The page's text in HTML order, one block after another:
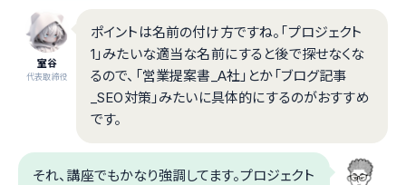
室谷
代表取締役
ポイントは名前の付け方ですね。「プロジェクト
1」みたいな適当な名前にすると後で探せなくな
るので、「営業提案書_A社」とか「ブログ記事
_SEO対策」みたいに具体的にするのがおすすめ
です。
それ、講座でもかなり強調してます。プロジェクト